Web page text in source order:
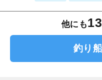
他にも13
釣り